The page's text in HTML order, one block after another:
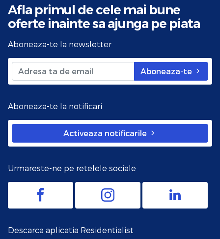
Afla primul de cele mai bune
oferte inainte sa ajunga pe piata
Aboneaza-te la newsletter
Aboneaza-te
Aboneaza-te la notificari
Activeaza notificarile
Urmareste-ne pe retelele sociale
Descarca aplicatia Residentialist